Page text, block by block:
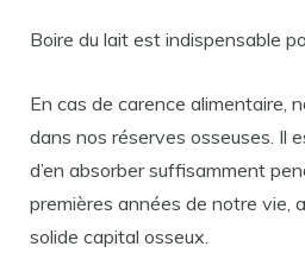
Boire du lait est indispensable
En cas de carence alimentaire,
dans nos réserves osseuses. Il
d’en absorber suffisamment
premières années de notre vie,
solide capital osseux.